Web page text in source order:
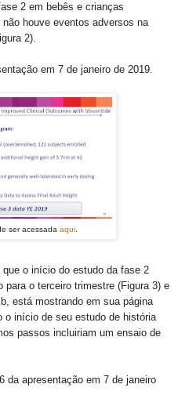
2 em bebês e crianças
houve eventos adversos na
2).
em 7 de janeiro de 2019.
ser acessada aqui
o início do estudo da fase 2
para o terceiro trimestre (Figura 3) e
está mostrando em sua página
o início de seu estudo de história
passos incluiriam um ensaio de
da apresentação em 7 de janeiro